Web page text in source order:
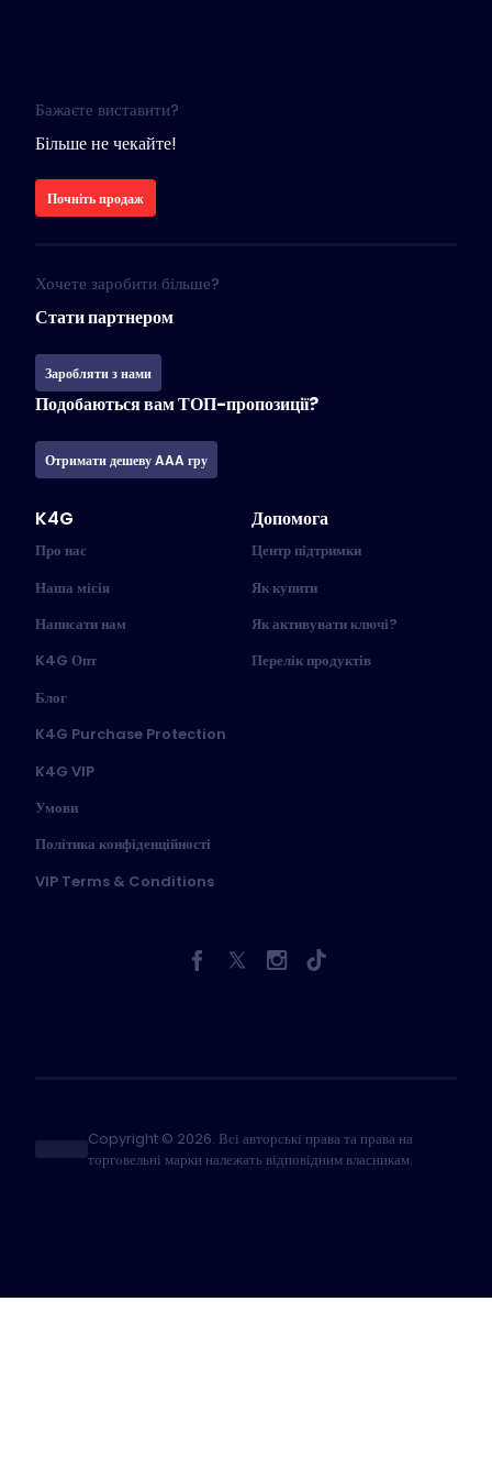
Бажаєте виставити?
Більше не чекайте!
Почніть продаж
Хочете заробити більше?
Стати партнером
Заробляти з нами
Подобаються вам ТОП-пропозиції?
Отримати дешеву AAA гру
K4G
Про нас
Наша місія
Написати нам
K4G Опт
Блог
K4G Purchase Protection
K4G VIP
Умови
Політика конфіденційності
VIP Terms & Conditions
Допомога
Центр підтримки
Як купити
Як активувати ключі?
Перелік продуктів
Copyright © 2026. Всі авторські права та права на
торговельні марки належать відповідним власникам.